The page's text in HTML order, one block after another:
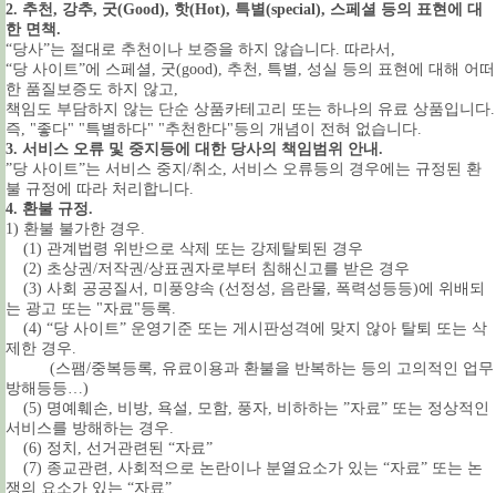
2. 추천, 강추, 굿(Good), 핫(Hot), 특별(special), 스페셜 등의 표현에 대
한 면책.
“당사”는 절대로 추천이나 보증을 하지 않습니다. 따라서,
“당 사이트”에 스페셜, 굿(good), 추천, 특별, 성실 등의 표현에 대해 어떠
한 품질보증도 하지 않고,
책임도 부담하지 않는 단순 상품카테고리 또는 하나의 유료 상품입니다.
즉, "좋다" "특별하다" "추천한다"등의 개념이 전혀 없습니다.
3. 서비스 오류 및 중지등에 대한 당사의 책임범위 안내.
”당 사이트”는 서비스 중지/취소, 서비스 오류등의 경우에는 규정된 환
불 규정에 따라 처리합니다.
4. 환불 규정.
1) 환불 불가한 경우.
(1) 관계법령 위반으로 삭제 또는 강제탈퇴된 경우
(2) 초상권/저작권/상표권자로부터 침해신고를 받은 경우
(3) 사회 공공질서, 미풍양속 (선정성, 음란물, 폭력성등등)에 위배되
는 광고 또는 "자료"등록.
(4) “당 사이트” 운영기준 또는 게시판성격에 맞지 않아 탈퇴 또는 삭
제한 경우.
(스팸/중복등록, 유료이용과 환불을 반복하는 등의 고의적인 업무
방해등등…)
(5) 명예훼손, 비방, 욕설, 모함, 풍자, 비하하는 ”자료” 또는 정상적인
서비스를 방해하는 경우.
(6) 정치, 선거관련된 “자료”
(7) 종교관련, 사회적으로 논란이나 분열요소가 있는 “자료” 또는 논
쟁의 요소가 있는 “자료”